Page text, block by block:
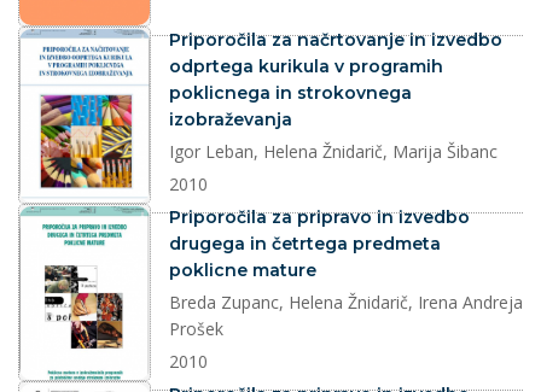
dokument
Priporočila za načrtovanje in izvedbo
odprtega kurikula v programih
poklicnega in strokovnega
izobraževanja
Igor Leban, Helena Žnidarič, Marija Šibanc
2010
dokument
Priporočila za pripravo in izvedbo
drugega in četrtega predmeta
poklicne mature
Breda Zupanc, Helena Žnidarič, Irena Andreja
Prošek
2010